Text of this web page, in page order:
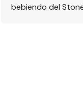
bebiendo del